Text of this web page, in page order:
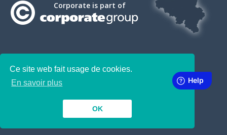
Ce site web fait usage de cookies.
En savoir plus
OK
Corporate is part of
SUBSCRIBE TO OUR NEWSLETTER